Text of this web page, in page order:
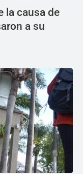
la causa de
a su